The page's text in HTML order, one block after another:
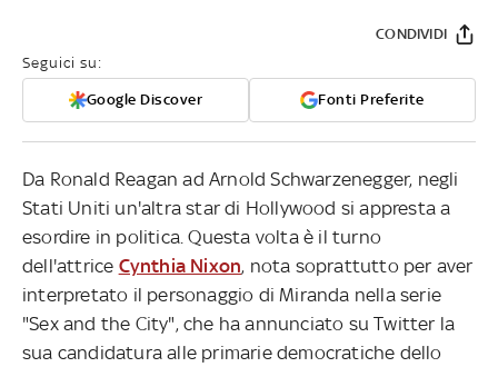
Seguici su:
Google Discover Fonti Preferite
CONDIVIDI
Da Ronald Reagan ad Arnold Schwarzenegger, negli
Stati Uniti un'altra star di Hollywood si appresta a
esordire in politica. Questa volta è il turno
dell'attrice Cynthia Nixon, nota soprattutto per aver
interpretato il personaggio di Miranda nella serie
"Sex and the City", che ha annunciato su Twitter la
sua candidatura alle primarie democratiche dello